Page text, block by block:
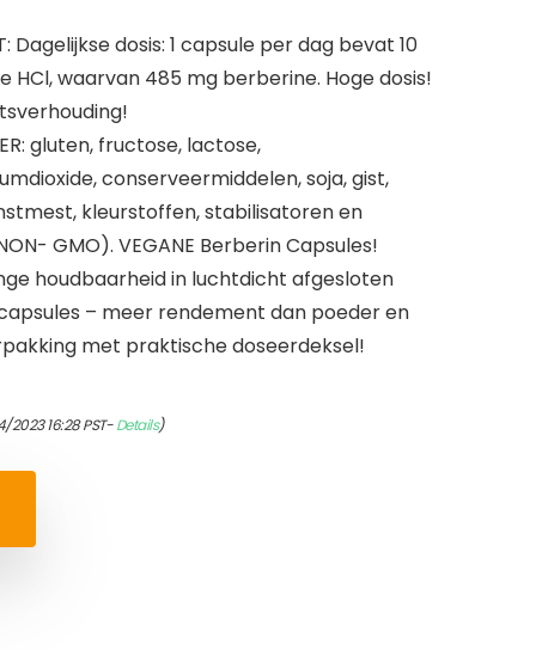
Dagelijkse dosis: 1 capsule per dag bevat 10
HCl, waarvan 485 mg berberine. Hoge dosis!
gluten, fructose, lactose,
conserveermiddelen, soja, gist,
kleurstoffen, stabilisatoren en
GMO). VEGANE Berberin Capsules!
houdbaarheid in luchtdicht afgesloten
– meer rendement dan poeder en
met praktische doseerdeksel!
16:28 PST-Details)